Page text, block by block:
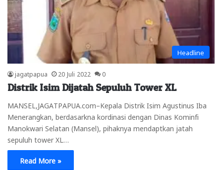
Headline
jagatpapua 20 Juli 2022 0
Distrik Isim Dijatah Sepuluh Tower XL
MANSEL,JAGATPAPUA.com–Kepala Distrik Isim Agustinus Iba
Menerangkan, berdasarkna kordinasi dengan Dinas Kominfi
Manokwari Selatan (Mansel), pihaknya mendaptkan jatah
sepuluh tower XL…
Read More »